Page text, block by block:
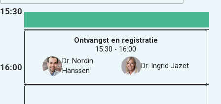
15:30
16:00
Ontvangst en registratie
15:30 - 16:00
Dr. Nordin
Hanssen
Dr. Ingrid Jazet